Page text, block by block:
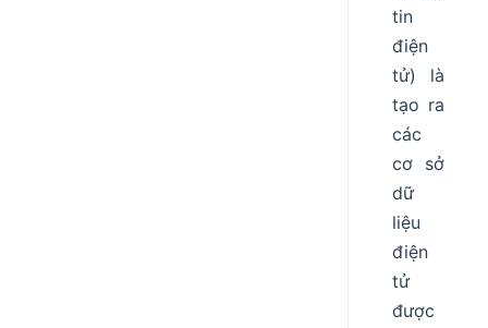
tin
điện
tử) là
tạo ra
các
cơ sở
dữ
liệu
điện
tử
được